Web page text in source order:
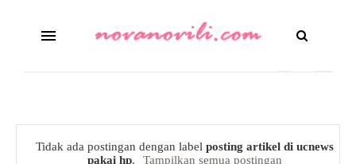
Tidak ada postingan dengan label posting artikel di ucnews
pakai hp. Tampilkan semua postingan